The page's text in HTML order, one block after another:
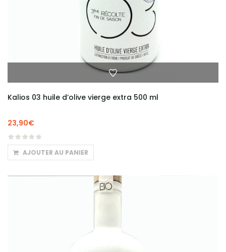
Kalios 03 huile d’olive vierge extra 500 ml
23,90€
AJOUTER AU PANIER